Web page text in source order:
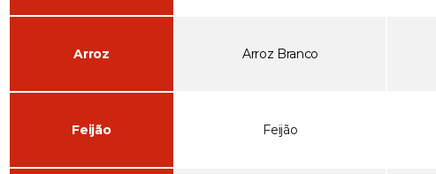
Arroz Arroz Branco
Feijão Feijão